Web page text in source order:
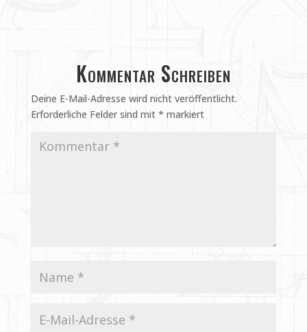
Kommentar Schreiben
Deine E-Mail-Adresse wird nicht veröffentlicht.
Erforderliche Felder sind mit * markiert